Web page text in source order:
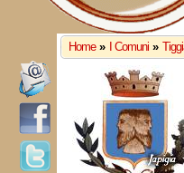
Home » I Comuni »